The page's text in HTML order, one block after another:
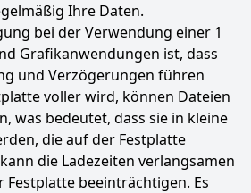
Ihre Daten.
bei der Verwendung einer 1
Grafikanwendungen ist, dass
und Verzögerungen führen
voller wird, können Dateien
was bedeutet, dass sie in kleine
die auf der Festplatte
die Ladezeiten verlangsamen
Festplatte beeinträchtigen. Es